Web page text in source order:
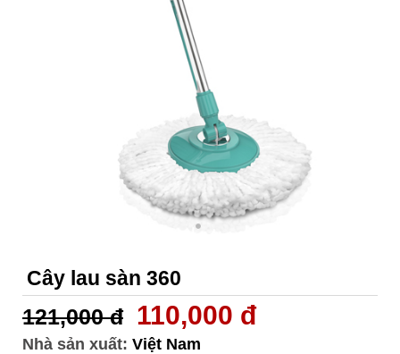
Cây lau sàn 360
121,000 đ 110,000 đ
Nhà sản xuất: Việt Nam